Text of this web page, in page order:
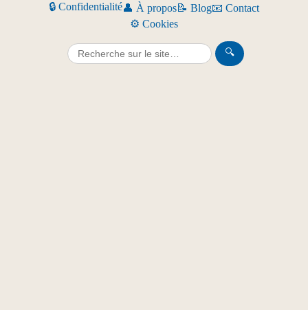
🔒 Confidentialité👤 À propos📝 Blog📧 Contact
⚙️ Cookies
🔍